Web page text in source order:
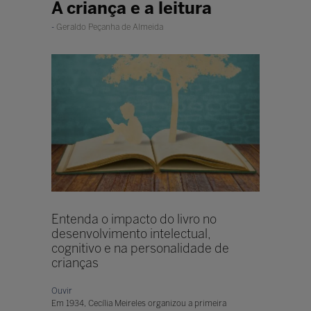
A criança e a leitura
Geraldo Peçanha de Almeida
Entenda o impacto do livro no
desenvolvimento intelectual,
cognitivo e na personalidade de
crianças
Ouvir
Em 1934, Cecília Meireles organizou a primeira